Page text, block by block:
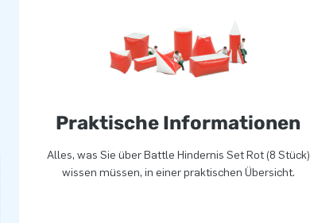
Praktische Informationen
Alles, was Sie über Battle Hindernis Set Rot (8 Stück)
wissen müssen, in einer praktischen Übersicht.